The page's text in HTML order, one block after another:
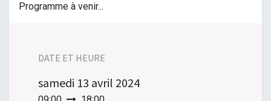
Programme à venir...
DATE ET HEURE
samedi 13 avril 2024